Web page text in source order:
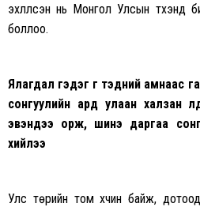
эхлүүлсэн нь Монгол Улсын түүхэнд
боллоо.
Ялагдал гэдэг үг тэдний амнаас
сонгуулийн ард улаан халзан
эвэндээ орж, шинэ даргаа
хийлээ
Улс төрийн том хүчин байж,